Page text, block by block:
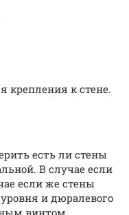
к стене.
есть ли стены
В случае если
если же стены
и дюралевого
винтом